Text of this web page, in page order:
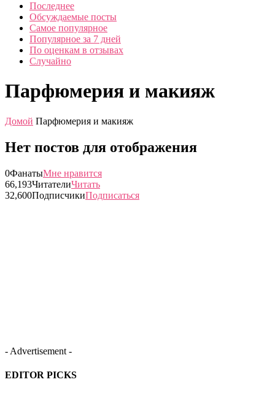
Последнее
Обсуждаемые посты
Самое популярное
Популярное за 7 дней
По оценкам в отзывах
Случайно
Парфюмерия и макияж
Домой Парфюмерия и макияж
Нет постов для отображения
0ФанатыМне нравится
66,193ЧитателиЧитать
32,600ПодписчикиПодписаться
- Advertisement -
EDITOR PICKS